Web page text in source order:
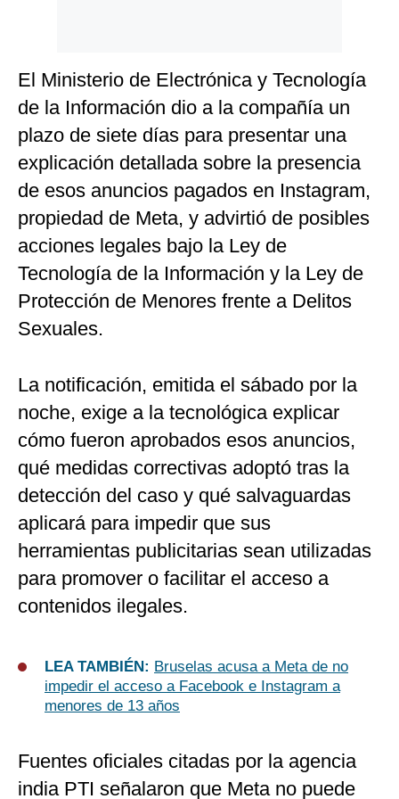
El Ministerio de Electrónica y Tecnología
de la Información dio a la compañía un
plazo de siete días para presentar una
explicación detallada sobre la presencia
de esos anuncios pagados en Instagram,
propiedad de Meta, y advirtió de posibles
acciones legales bajo la Ley de
Tecnología de la Información y la Ley de
Protección de Menores frente a Delitos
Sexuales.
La notificación, emitida el sábado por la
noche, exige a la tecnológica explicar
cómo fueron aprobados esos anuncios,
qué medidas correctivas adoptó tras la
detección del caso y qué salvaguardas
aplicará para impedir que sus
herramientas publicitarias sean utilizadas
para promover o facilitar el acceso a
contenidos ilegales.
LEA TAMBIÉN: Bruselas acusa a Meta de no
impedir el acceso a Facebook e Instagram a
menores de 13 años
Fuentes oficiales citadas por la agencia
india PTI señalaron que Meta no puede